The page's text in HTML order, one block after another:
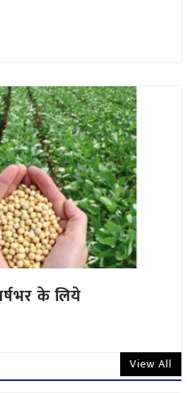
के लिये
View All